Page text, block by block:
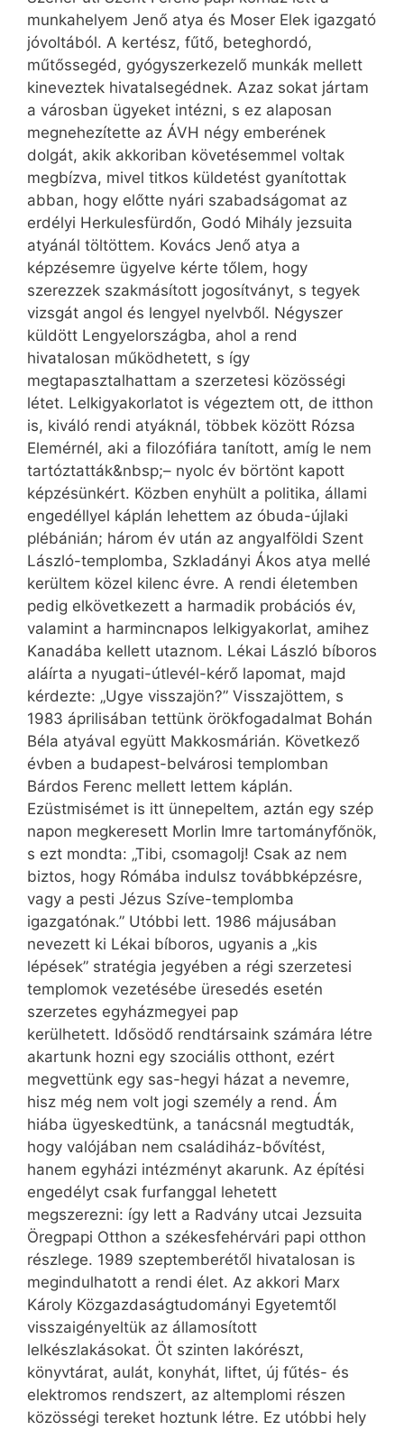
munkahelyem Jenő atya és Moser Elek igazgató
jóvoltából. A kertész, fűtő, beteghordó,
műtőssegéd, gyógyszerkezelő munkák mellett
kineveztek hivatalsegédnek. Azaz sokat jártam
a városban ügyeket intézni, s ez alaposan
megnehezítette az ÁVH négy emberének
dolgát, akik akkoriban követésemmel voltak
megbízva, mivel titkos küldetést gyanítottak
abban, hogy előtte nyári szabadságomat az
erdélyi Herkulesfürdőn, Godó Mihály jezsuita
atyánál töltöttem. Kovács Jenő atya a
képzésemre ügyelve kérte tőlem, hogy
szerezzek szakmásított jogosítványt, s tegyek
vizsgát angol és lengyel nyelvből. Négyszer
küldött Lengyelországba, ahol a rend
hivatalosan működhetett, s így
megtapasztalhattam a szerzetesi közösségi
létet. Lelkigyakorlatot is végeztem ott, de itthon
is, kiváló rendi atyáknál, többek között Rózsa
Elemérnél, aki a filozófiára tanított, amíg le nem
tartóztatták&nbsp;– nyolc év börtönt kapott
képzésünkért. Közben enyhült a politika, állami
engedéllyel káplán lehettem az óbuda-újlaki
plébánián; három év után az angyalföldi Szent
László-templomba, Szkladányi Ákos atya mellé
kerültem közel kilenc évre. A rendi életemben
pedig elkövetkezett a harmadik probációs év,
valamint a harmincnapos lelkigyakorlat, amihez
Kanadába kellett utaznom. Lékai László bíboros
aláírta a nyugati-útlevél-kérő lapomat, majd
kérdezte: „Ugye visszajön?” Visszajöttem, s
1983 áprilisában tettünk örökfogadalmat Bohán
Béla atyával együtt Makkosmárián. Következő
évben a budapest-belvárosi templomban
Bárdos Ferenc mellett lettem káplán.
Ezüstmisémet is itt ünnepeltem, aztán egy szép
napon megkeresett Morlin Imre tartományfőnök,
s ezt mondta: „Tibi, csomagolj! Csak az nem
biztos, hogy Rómába indulsz továbbképzésre,
vagy a pesti Jézus Szíve-templomba
igazgatónak.” Utóbbi lett. 1986 májusában
nevezett ki Lékai bíboros, ugyanis a „kis
lépések” stratégia jegyében a régi szerzetesi
templomok vezetésébe üresedés esetén
szerzetes egyházmegyei pap
kerülhetett. Idősödő rendtársaink számára létre
akartunk hozni egy szociális otthont, ezért
megvettünk egy sas-hegyi házat a nevemre,
hisz még nem volt jogi személy a rend. Ám
hiába ügyeskedtünk, a tanácsnál megtudták,
hogy valójában nem családiház-bővítést,
hanem egyházi intézményt akarunk. Az építési
engedélyt csak furfanggal lehetett
megszerezni: így lett a Radvány utcai Jezsuita
Öregpapi Otthon a székesfehérvári papi otthon
részlege. 1989 szeptemberétől hivatalosan is
megindulhatott a rendi élet. Az akkori Marx
Károly Közgazdaságtudományi Egyetemtől
visszaigényeltük az államosított
lelkészlakásokat. Öt szinten lakórészt,
könyvtárat, aulát, konyhát, liftet, új fűtés- és
elektromos rendszert, az altemplomi részen
közösségi tereket hoztunk létre. Ez utóbbi hely